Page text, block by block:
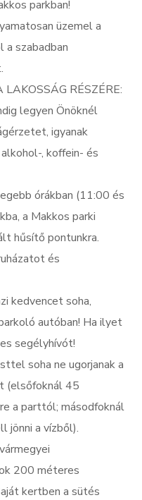
parkban!
üzemel a
a szabadban
RÉSZÉRE:
legyen Önöknél
igyanak
, koffein- és
órákban (11:00 és
a Makkos parki
hűsítő pontunkra.
és
kedvencet soha,
autóban! Ha ilyet
segélyhívót!
soha ne ugorjanak a
(elsőfoknál 45
a parttól; másodfoknál
jönni a vízből).
200 méteres
kertben a sütés